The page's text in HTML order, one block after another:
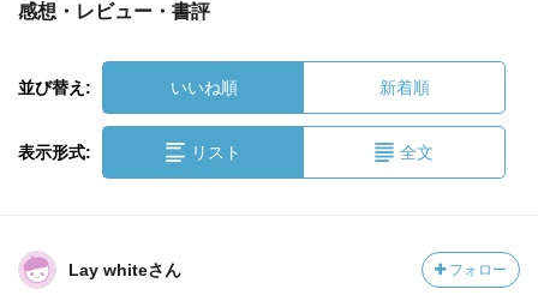
感想・レビュー・書評
並び替え: いいね順 新着順
表示形式: リスト 全文
Lay whiteさん フォロー